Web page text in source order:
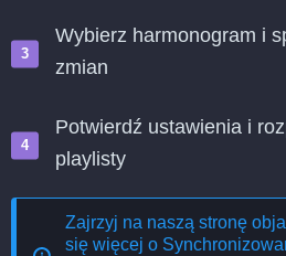
Wybierz harmonogram i
zmian
Potwierdź ustawienia i
playlisty
Zajrzyj na naszą stronę
się więcej o